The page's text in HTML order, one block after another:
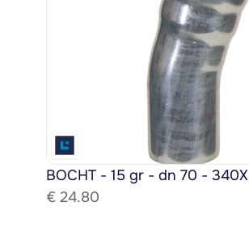
BOCHT - 15 gr - dn 70 - 340X
€ 24.80